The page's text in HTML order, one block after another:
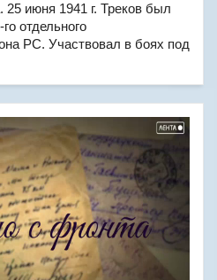
июня 1941 г. Треков был
отдельного
РС. Участвовал в боях под